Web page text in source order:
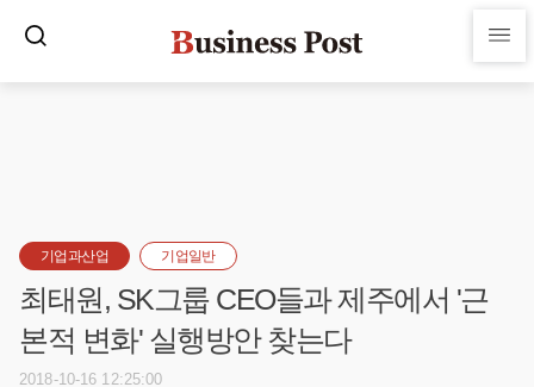
기업과산업 기업일반
최태원, SK그룹 CEO들과 제주에서 '근
본적 변화' 실행방안 찾는다
2018-10-16 12:25:00